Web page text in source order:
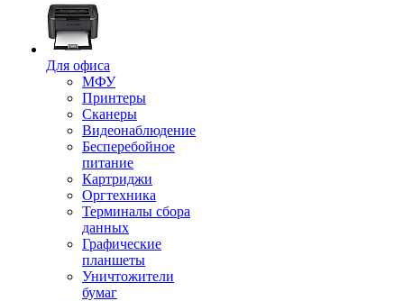
Для офиса
МФУ
Принтеры
Сканеры
Видеонаблюдение
Бесперебойное
питание
Картриджи
Оргтехника
Терминалы сбора
данных
Графические
планшеты
Уничтожители
бумаг